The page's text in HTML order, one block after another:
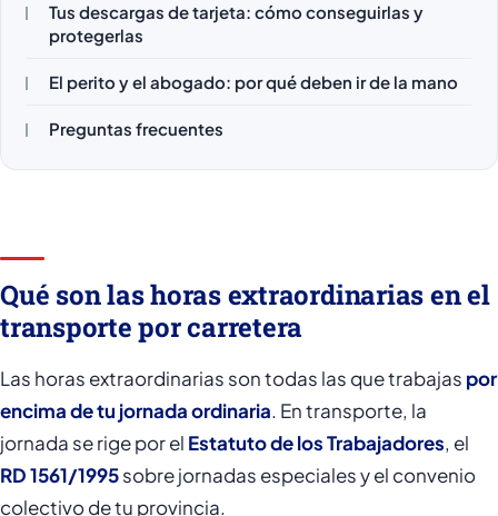
Tus descargas de tarjeta: cómo conseguirlas y
protegerlas
El perito y el abogado: por qué deben ir de la mano
Preguntas frecuentes
Qué son las horas extraordinarias en el
transporte por carretera
Las horas extraordinarias son todas las que trabajas por
encima de tu jornada ordinaria. En transporte, la
jornada se rige por el Estatuto de los Trabajadores, el
RD 1561/1995sobre jornadas especiales y el convenio
colectivo de tu provincia.